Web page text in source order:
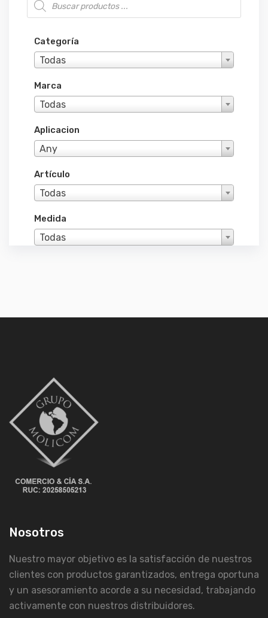
Categoría
Todas
Marca
Todas
Aplicacion
Any
Artículo
Todas
Medida
Todas
Nosotros
Nuestro mayor objetivo es la satisfacción de nuestros
clientes con productos garantizados, entrega oportuna
y un asesoramiento acorde a su necesidad, trabajando
activamente con nuestros distribuidores.